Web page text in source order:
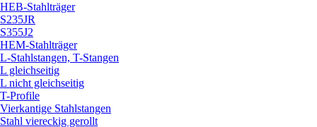
HEB-Stahlträger
S235JR
S355J2
HEM-Stahlträger
L-Stahlstangen, T-Stangen
L gleichseitig
L nicht gleichseitig
T-Profile
Vierkantige Stahlstangen
Stahl viereckig gerollt